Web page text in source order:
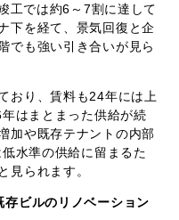
工では約6～7割に達して
下を経て、景気回復と企
でも強い引き合いが見ら
おり、賃料も24年には上
はまとまった供給が続
加や既存テナントの内部
水準の供給に留まるた
見られます。
ビルのリノベーション